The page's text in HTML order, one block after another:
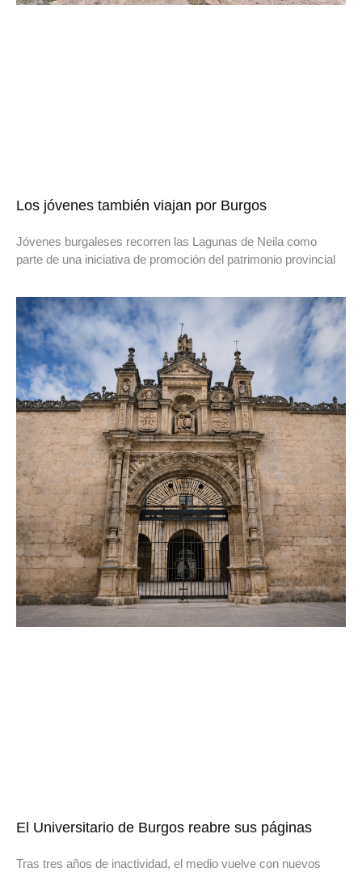
Los jóvenes también viajan por Burgos
Jóvenes burgaleses recorren las Lagunas de Neila como
parte de una iniciativa de promoción del patrimonio provincial
El Universitario de Burgos reabre sus páginas
Tras tres años de inactividad, el medio vuelve con nuevos